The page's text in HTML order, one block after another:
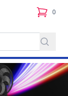
0
itens